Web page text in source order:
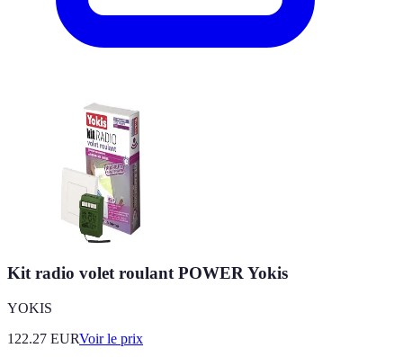
Kit radio volet roulant POWER Yokis
YOKIS
122.27 EURVoir le prix